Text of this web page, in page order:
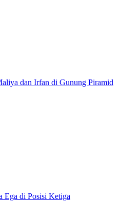
dan Irfan di Gunung Piramid
Ega di Posisi Ketiga